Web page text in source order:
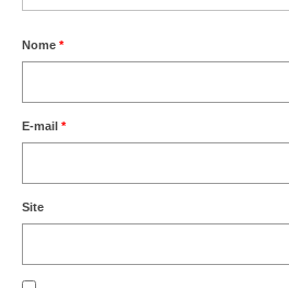
Nome *
E-mail *
Site